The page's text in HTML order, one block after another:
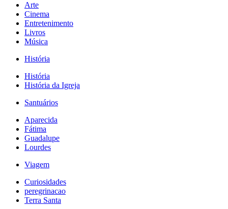
Arte
Cinema
Entretenimento
Livros
Música
História
História
História da Igreja
Santuários
Aparecida
Fátima
Guadalupe
Lourdes
Viagem
Curiosidades
peregrinacao
Terra Santa